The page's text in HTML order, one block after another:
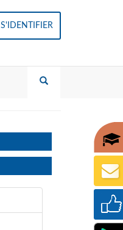
S'IDENTIFIER